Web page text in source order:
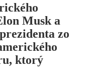
Musk a
zo
ktorý